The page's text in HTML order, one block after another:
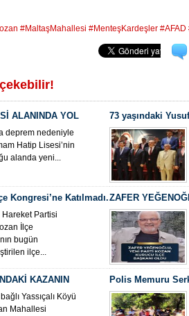
#MaltaşMahallesi #MenteşKardeşler
ALANINDA YOL
deprem nedeniyle
Hatip Lisesi’nin
alanda yeni...
73 yaşındaki
Yeniden MHP
Kongresi’ne Katılmadı.
Hareket Partisi
İlçe
bugün
ilçe...
ZAFER
İLÇE BAŞKANI
KAZANIN
ÇIKTI
Yassıçalı Köyü
Mahallesi
Polis Memuru
Uğurlandı